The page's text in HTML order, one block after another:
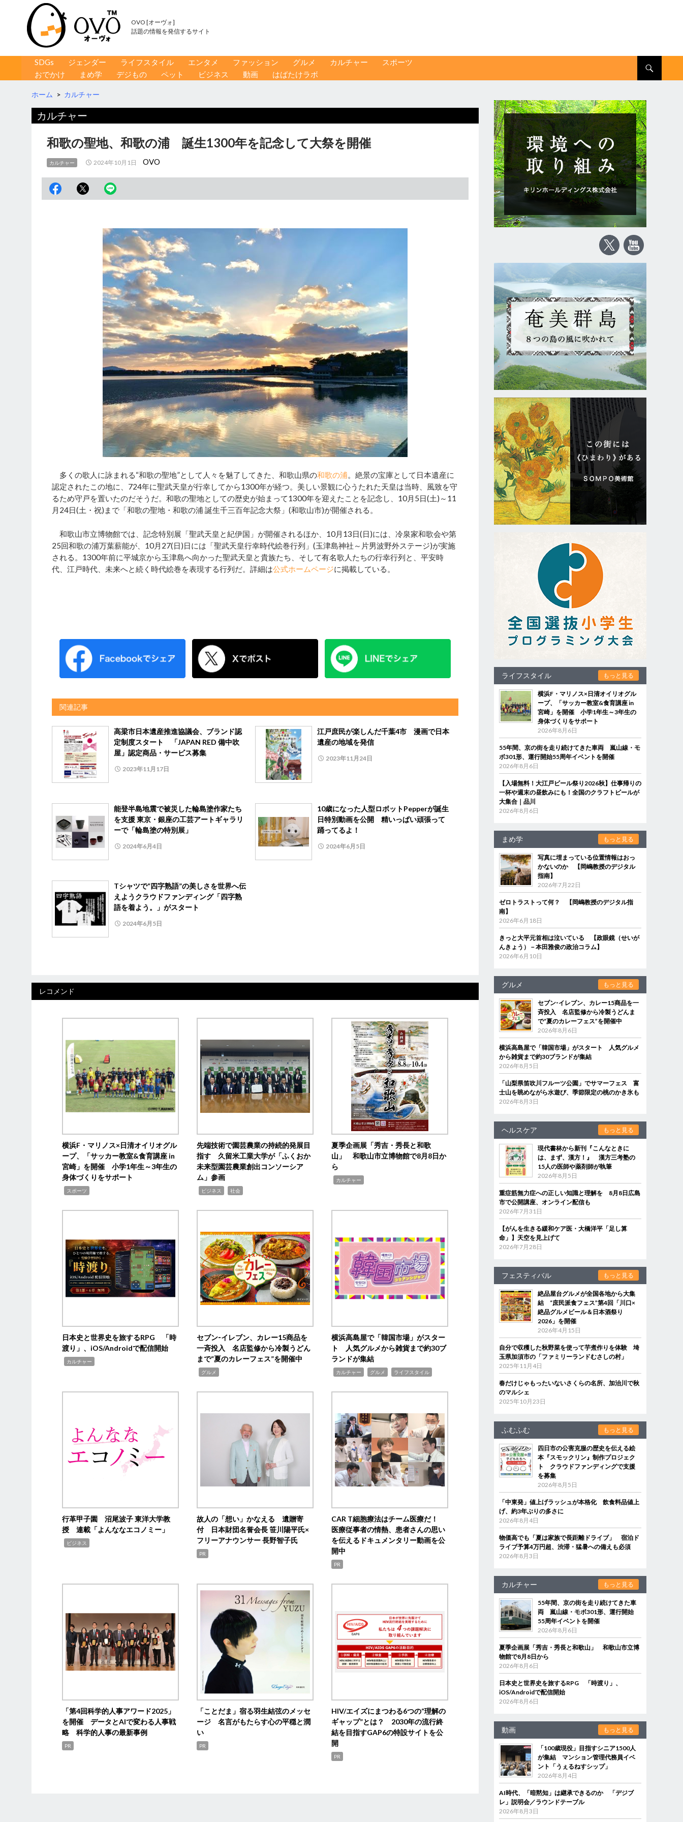
OVO [オーヴォ]
話題の情報を発信するサイト
コンテンツへ移動
SDGs ジェンダー ライフスタイル エンタメ ファッション グルメ カルチャー
スポーツ
おでかけ
まめ学 デジもの ペット ビジネス 動画 はばたけラボ
ホーム > カルチャー
カルチャー
和歌の聖地、和歌の浦 誕生1300年を記念して大祭を開催
カルチャー 2024年10月1日 OVO
多くの歌人に詠まれる“和歌の聖地”として人々を魅了してきた、和歌山県の和歌の浦。絶景の宝庫として日本遺産に
認定されたこの地に、724年に聖武天皇が行幸してから1300年が経つ。美しい景観に心うたれた天皇は当時、風致を守
るため守戸を置いたのだそうだ。和歌の聖地としての歴史が始まって1300年を迎えたことを記念し、10月5日(土)～11
月24日(土・祝)まで「和歌の聖地・和歌の浦 誕生千三百年記念大祭」(和歌山市)が開催される。
和歌山市立博物館では、記念特別展「聖武天皇と紀伊国」が開催されるほか、10月13日(日)には、冷泉家和歌会や第
25回和歌の浦万葉薪能が、10月27(日)日には「聖武天皇行幸時代絵巻行列」(玉津島神社～片男波野外ステージ)が実施
される。1300年前に平城京から玉津島へ向かった聖武天皇と貴族たち、そして有名歌人たちの行幸行列と、平安時
代、江戸時代、未来へと続く時代絵巻を表現する行列だ。詳細は公式ホームページに掲載している。
関連記事
高梁市日本遺産推進協議会、ブランド認
定制度スタート 「JAPAN RED 備中吹
屋」認定商品・サービス募集
2023年11月17日
江戸庶民が楽しんだ千葉4市 漫画で日本
遺産の地域を発信
2023年11月24日
能登半島地震で被災した輪島塗作家たち
を支援 東京・銀座の工芸アートギャラリ
ーで「輪島塗の特別展」
2024年6月4日
10歳になった人型ロボットPepperが誕生
日特別動画を公開 精いっぱい頑張って
踊ってるよ！
2024年6月5日
Tシャツで“四字熟語”の美しさを世界へ伝
えようクラウドファンディング「四字熟
語を着よう。」がスタート
2024年6月5日
レコメンド
横浜F・マリノス×日清オイリオグル
ープ、「サッカー教室&食育講座 in
宮崎」を開催 小学1年生～3年生の
身体づくりをサポート
スポーツ
先端技術で園芸農業の持続的発展目
指す 久留米工業大学が「ふくおか
未来型園芸農業創出コンソーシア
ム」参画
ビジネス 社会
夏季企画展「秀吉・秀長と和歌
山」 和歌山市立博物館で8月8日か
ら
カルチャー
日本史と世界史を旅するRPG 「時
渡り」、iOS/Androidで配信開始
カルチャー
セブン‐イレブン、カレー15商品を
一斉投入 名店監修から冷製うどん
まで“夏のカレーフェス”を開催中
グルメ
横浜高島屋で「韓国市場」がスター
ト 人気グルメから雑貨まで約30ブ
ランドが集結
カルチャー グルメ ライフスタイル
行革甲子園 沼尾波子 東洋大学教
授 連載「よんななエコノミー」
ビジネス
故人の「想い」かなえる 遺贈寄
付 日本財団名誉会長 笹川陽平氏×
フリーアナウンサー 長野智子氏
PR
CAR T細胞療法はチーム医療だ！
医療従事者の情熱、患者さんの思い
を伝えるドキュメンタリー動画を公
開中
PR
「第4回科学的人事アワード2025」
を開催 データとAIで変わる人事戦
略 科学的人事の最新事例
PR
「ことだま」宿る羽生結弦のメッセ
ージ 名言がもたらす心の平穏と潤
い
PR
HIV/エイズにまつわる6つの“理解の
ギャップ”とは？ 2030年の流行終
結を目指すGAP6の特設サイトを公
開
PR
ライフスタイル もっと見る
横浜F・マリノス×日清オイリオグル
ープ、「サッカー教室&食育講座 in
宮崎」を開催 小学1年生～3年生の
身体づくりをサポート
2026年8月6日
55年間、京の街を走り続けてきた車両 嵐山線・モ
ボ301形、運行開始55周年イベントを開催
2026年8月6日
【入場無料！大江戸ビール祭り2026秋】仕事帰りの
一杯や週末の昼飲みにも！全国のクラフトビールが
大集合｜品川
2026年8月6日
まめ学 もっと見る
写真に埋まっている位置情報はおっ
かないのか 【岡嶋教授のデジタル
指南】
2026年7月22日
ゼロトラストって何？ 【岡嶋教授のデジタル指
南】
2026年6月18日
きっと大平元首相は泣いている 【政眼鏡（せいが
んきょう）－本田雅俊の政治コラム】
2026年6月10日
グルメ もっと見る
セブン‐イレブン、カレー15商品を一
斉投入 名店監修から冷製うどんま
で“夏のカレーフェス”を開催中
2026年8月6日
横浜高島屋で「韓国市場」がスタート 人気グルメ
から雑貨まで約30ブランドが集結
2026年8月5日
「山梨県笛吹川フルーツ公園」でサマーフェス 富
士山を眺めながら水遊び、季節限定の桃のかき氷も
2026年8月3日
ヘルスケア もっと見る
現代書林から新刊『こんなときに
は、まず、漢方！』 漢方三考塾の
15人の医師や薬剤師が執筆
2026年8月5日
重症筋無力症への正しい知識と理解を 8月8日広島
市で公開講座、オンライン配信も
2026年7月31日
【がんを生きる緩和ケア医・大橋洋平「足し算
命」】天空を見上げて
2026年7月28日
フェスティバル もっと見る
絶品屋台グルメが全国各地から大集
結 “庶民派食フェス”第4回「川口×
絶品グルメビール＆日本酒祭り
2026」を開催
2026年4月15日
自分で収穫した秋野菜を使って芋煮作りを体験 埼
玉県加須市の「ファミリーランドむさしの村」
2025年11月4日
春だけじゃもったいないさくらの名所、加治川で秋
のマルシェ
2025年10月23日
ふむふむ もっと見る
四日市の公害克服の歴史を伝える絵
本『スモックリン』制作プロジェク
ト クラウドファンディングで支援
を募集
2026年8月5日
「中東発」値上げラッシュが本格化 飲食料品値上
げ、約3年ぶりの多さに
2026年8月4日
物価高でも「夏は家族で長距離ドライブ」 宿泊ド
ライブ予算4万円超、渋滞・猛暑への備えも必須
2026年8月3日
カルチャー もっと見る
55年間、京の街を走り続けてきた車
両 嵐山線・モボ301形、運行開始
55周年イベントを開催
2026年8月6日
夏季企画展「秀吉・秀長と和歌山」 和歌山市立博
物館で8月8日から
2026年8月6日
日本史と世界史を旅するRPG 「時渡り」、
iOS/Androidで配信開始
2026年8月6日
動画 もっと見る
「100歳現役」目指すシニア1500人
が集結 マンション管理代務員イベ
ント「うぇるねすシップ」
2026年8月4日
AI時代、「暗黙知」は継承できるのか 「デジブ
レ」説明会／ラウンドテーブル
2026年8月3日